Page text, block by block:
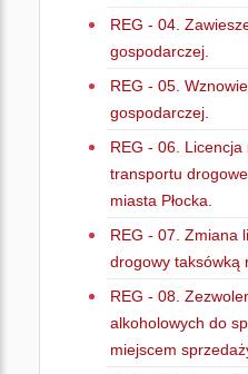
REG - 04.
gospodarczej.
REG - 05.
gospodarczej.
REG - 06.
transportu
miasta Płocka.
REG - 07. Zmiana
drogowy taksówką
REG - 08.
alkoholowych do
miejscem